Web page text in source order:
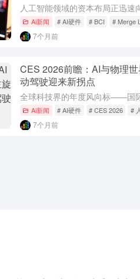
Ai新闻 # AI硬件 # BCI # Merge
7个月前
CES 2026前瞻：AI与物理
动驾驶迎来新拐点
Ai新闻 # AI硬件 # CES 2026 #
7个月前